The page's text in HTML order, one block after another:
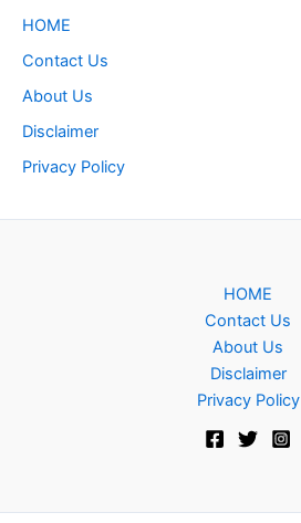
HOME
Contact Us
About Us
Disclaimer
Privacy Policy
HOME
Contact Us
About Us
Disclaimer
Privacy Policy